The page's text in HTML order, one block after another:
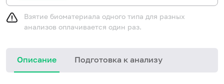
Взятие биоматериала одного типа для разных
анализов оплачивается один раз.
Описание Подготовка к анализу